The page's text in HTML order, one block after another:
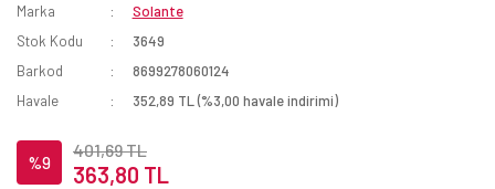
Marka
Solante
Stok Kodu
3649
Barkod
8699278060124
Havale
352,89 TL (%3,00 havale indirimi)
%9
401,69 TL
363,80 TL